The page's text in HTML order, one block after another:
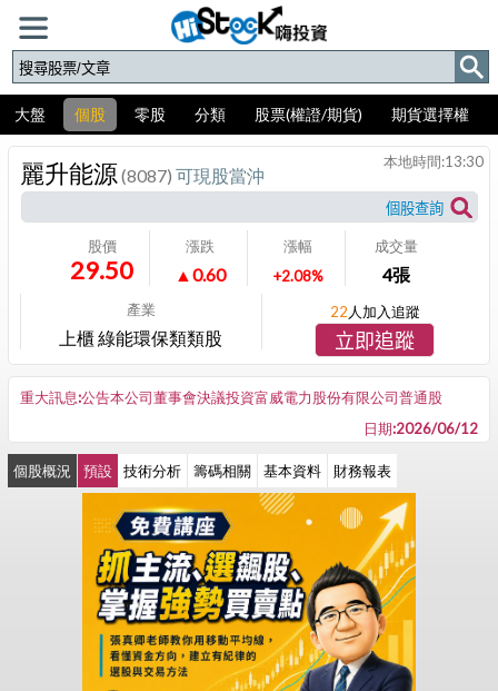
大盤 個股 零股 分類 股票(權證/期貨) 期貨選擇權
麗升能源(8087) 可現股當沖
股價
29.50
漲跌
▲0.60
漲幅
+2.08%
成交量
4張
產業
上櫃 綠能環保類類股
本地時間:13:30
22 人加入追蹤
立即追蹤
重大訊息:公告本公司董事會決議投資富威電力股份有限公司普通股
日期:2026/06/12
個股概況 預設 技術分析 籌碼相關 基本資料 財務報表